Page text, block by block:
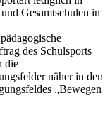
Gesamtschulen in
des Schulsports
die
näher in den
„Bewegen